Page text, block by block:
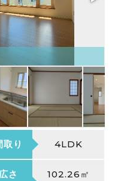
取り 4LDK
広さ
102.26㎡